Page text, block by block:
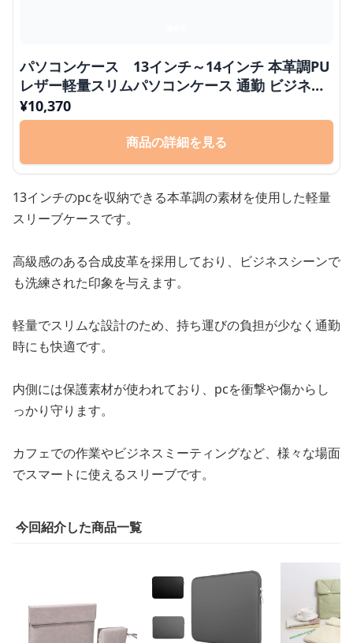
パソコンケース 13インチ～14インチ 本革調PU
レザー軽量スリムパソコンケース 通勤 ビジネス
カフェ作業
¥10,370
商品の詳細を見る
13インチのpcを収納できる本革調の素材を使用した軽量
スリーブケースです。
高級感のある合成皮革を採用しており、ビジネスシーンで
も洗練された印象を与えます。
軽量でスリムな設計のため、持ち運びの負担が少なく通勤
時にも快適です。
内側には保護素材が使われており、pcを衝撃や傷からし
っかり守ります。
カフェでの作業やビジネスミーティングなど、様々な場面
でスマートに使えるスリーブです。
今回紹介した商品一覧